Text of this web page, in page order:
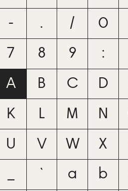
- . / 0
7 8 9 :
A B C D
K L M N
U V W X
` a b